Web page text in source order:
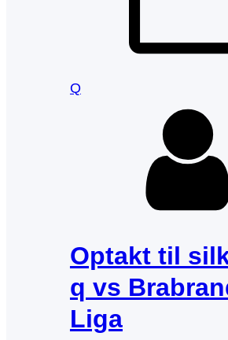
Q
Optakt til
q vs
Liga